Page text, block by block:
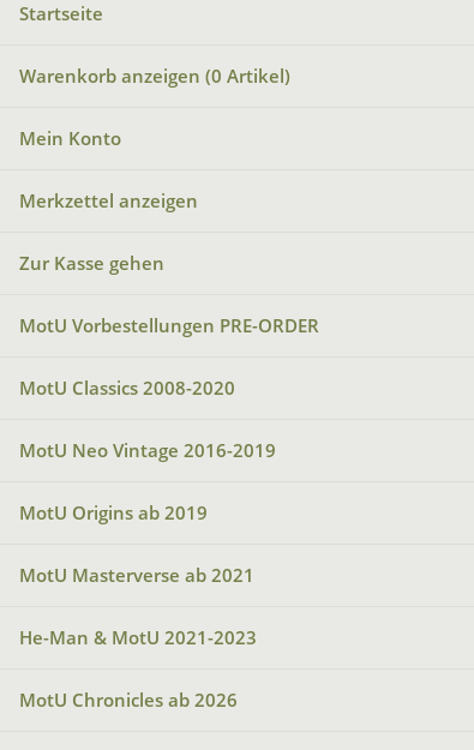
Startseite
Warenkorb anzeigen (0 Artikel)
Mein Konto
Merkzettel anzeigen
Zur Kasse gehen
MotU Vorbestellungen PRE-ORDER
MotU Classics 2008-2020
MotU Neo Vintage 2016-2019
MotU Origins ab 2019
MotU Masterverse ab 2021
He-Man & MotU 2021-2023
MotU Chronicles ab 2026